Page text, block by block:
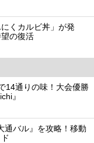
くカルビ丼」が発
の復活
14通りの味！大会優勝
』
通バル』を攻略！移動